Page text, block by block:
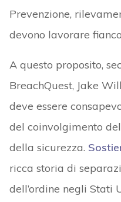
Prevenzione,
devono lavorare
A questo proposito,
BreachQuest, Jake
deve essere
del coinvolgimento
della sicurezza.
ricca storia di
dell’ordine negli Stati